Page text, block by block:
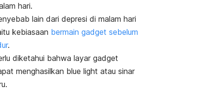
hari.
lain dari depresi di malam hari
kebiasaan bermain gadget sebelum
.
diketahui bahwa layar gadget
menghasilkan blue light atau sinar